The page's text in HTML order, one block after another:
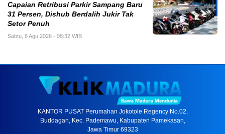
Capaian Retribusi Parkir Sampang Baru
31 Persen, Dishub Berdalih Jukir Tak
Setor Penuh
Sabtu, 8 Agu 2026 - 08:32 WIB
KANTOR PUSAT Perumahan Jokotole Regency No.02,
Buddagan, Kec. Pademawu, Kabupaten Pamekasan,
Jawa Timur 69323